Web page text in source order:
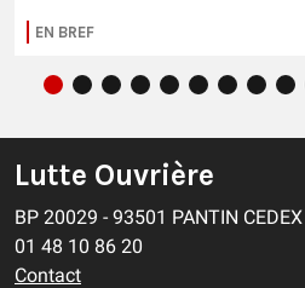
EN BREF
Lutte Ouvrière
BP 20029 - 93501 PANTIN CEDEX
01 48 10 86 20
Contact